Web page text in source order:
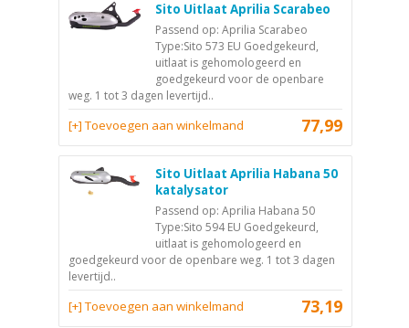
Sito Uitlaat Aprilia Scarabeo
Passend op: Aprilia Scarabeo
Type:Sito 573 EU Goedgekeurd,
uitlaat is gehomologeerd en
goedgekeurd voor de openbare
weg. 1 tot 3 dagen levertijd..
77,99
[+] Toevoegen aan winkelmand
Sito Uitlaat Aprilia Habana 50
katalysator
Passend op: Aprilia Habana 50
Type:Sito 594 EU Goedgekeurd,
uitlaat is gehomologeerd en
goedgekeurd voor de openbare weg. 1 tot 3 dagen
levertijd..
73,19
[+] Toevoegen aan winkelmand